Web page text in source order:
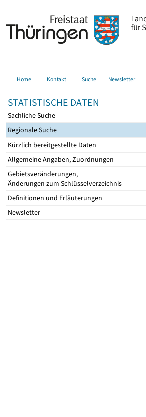
Home Kontakt Suche Newsletter
STATISTISCHE DATEN
Sachliche Suche
Regionale Suche
Kürzlich bereitgestellte Daten
Allgemeine Angaben, Zuordnungen
Gebietsveränderungen,
Änderungen zum Schlüsselverzeichnis
Definitionen und Erläuterungen
Newsletter